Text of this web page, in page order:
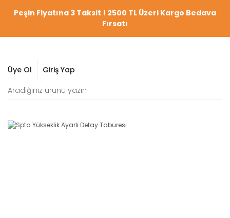
Peşin Fiyatına 3 Taksit ! 2500 TL Üzeri Kargo Bedava
Fırsatı
Üye Ol Giriş Yap